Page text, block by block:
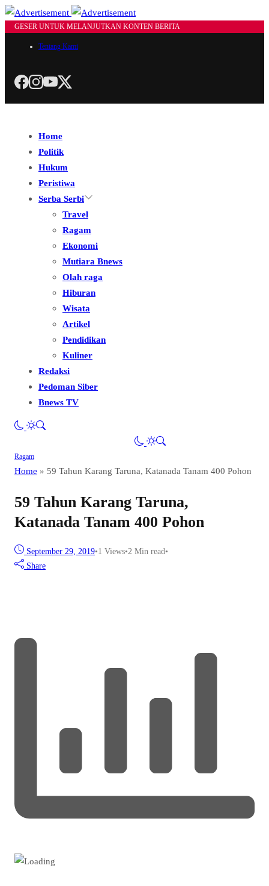
GESER UNTUK MELANJUTKAN KONTEN BERITA
Tentang Kami
Home
Politik
Hukum
Peristiwa
Serba Serbi
Travel
Ragam
Ekonomi
Mutiara Bnews
Olah raga
Hiburan
Wisata
Artikel
Pendidikan
Kuliner
Redaksi
Pedoman Siber
Bnews TV
Ragam
Home » 59 Tahun Karang Taruna, Katanada Tanam 400 Pohon
59 Tahun Karang Taruna,
Katanada Tanam 400 Pohon
September 29, 2019•1 Views•2 Min read•
Share